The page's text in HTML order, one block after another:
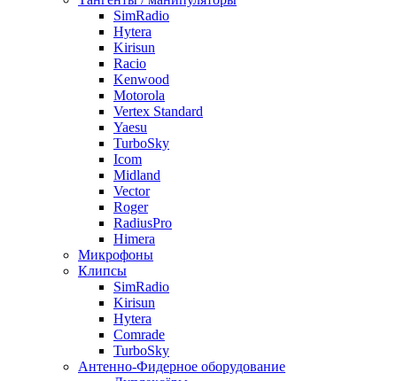
SimRadio
Hytera
Kirisun
Racio
Kenwood
Motorola
Vertex Standard
Yaesu
TurboSky
Icom
Midland
Vector
Roger
RadiusPro
Himera
Микрофоны
Клипсы
SimRadio
Kirisun
Hytera
Comrade
TurboSky
Антенно-Фидерное оборудование